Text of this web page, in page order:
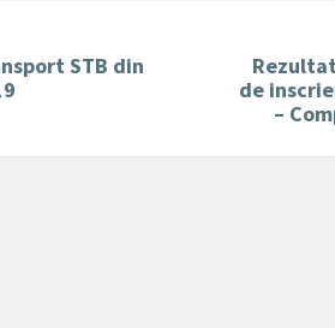
STB din
de
–